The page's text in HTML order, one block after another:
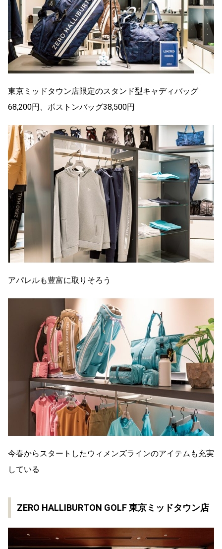
東京ミッドタウン店限定のスタンド型キャディバッグ
68,200円、ボストンバッグ38,500円
アパレルも豊富に取りそろう
今春からスタートしたウィメンズラインのアイテムも充実
している
ZERO HALLIBURTON GOLF 東京ミッドタウン店